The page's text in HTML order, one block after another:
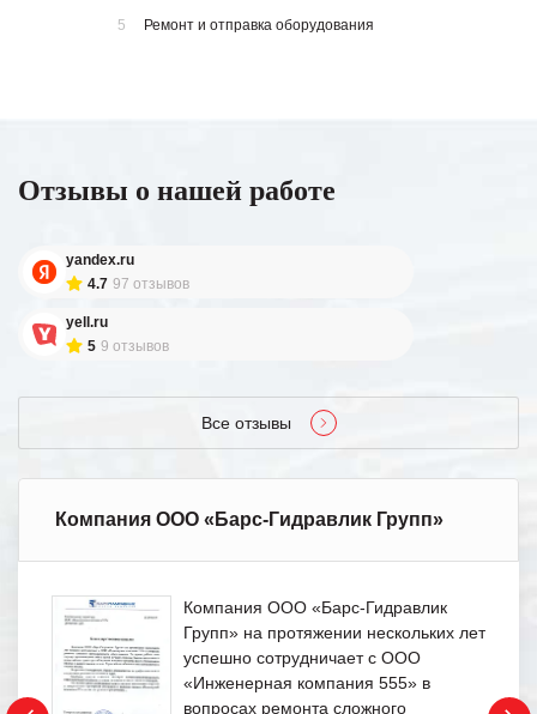
5 Ремонт и отправка оборудования
Отзывы о нашей работе
yandex.ru
4.7 97 отзывов
yell.ru
5 9 отзывов
Все отзывы
Компания ООО «Барс-Гидравлик Групп»
Компания ООО «Барс-Гидравлик
Групп» на протяжении нескольких лет
успешно сотрудничает с ООО
«Инженерная компания 555» в
вопросах ремонта сложного